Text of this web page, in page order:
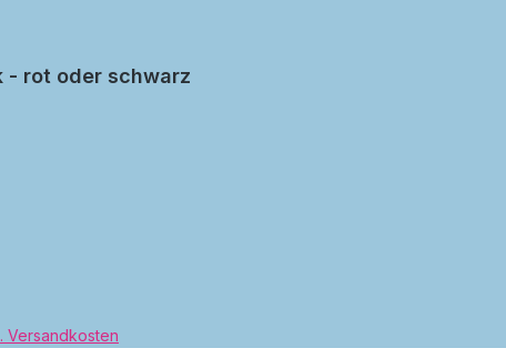
- rot oder schwarz
Versandkosten